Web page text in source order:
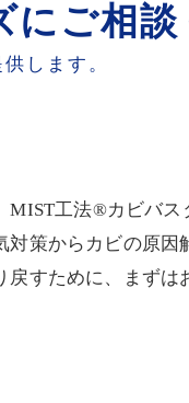
ご相談
します。
工法®カビバス
策からカビの原因
すために、まずは